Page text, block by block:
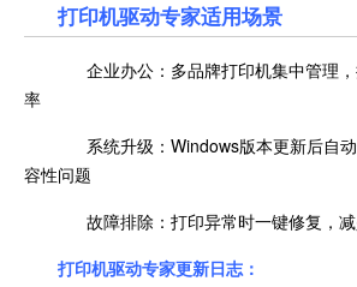
打印机驱动专家适用场景
企业办公：多品牌打印机集中管理，
率
系统升级：Windows版本更新后自
容性问题
故障排除：打印异常时一键修复，
打印机驱动专家更新日志：